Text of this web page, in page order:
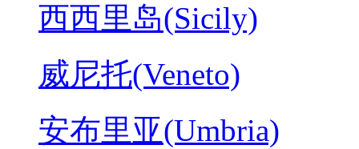
西西里岛(Sicily)
威尼托(Veneto)
安布里亚(Umbria)